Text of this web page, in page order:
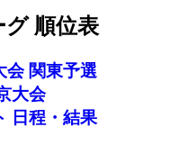
グ 順位表
会 関東予選
大会
日程・結果